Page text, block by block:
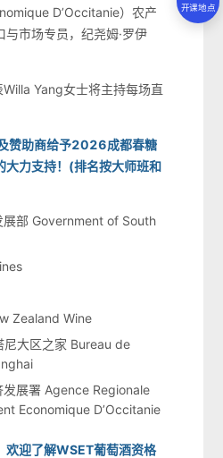
D’Occitanie）农产
市场专员，纪尧姆·罗伊
Yang女士将主持每场直
赞助商给予2026成都春糖
大力支持！(排名按大师班和
展部 Government of South
Zealand Wine
尼大区之家 Bureau de
发展署 Agence Regionale
Economique D’Occitanie
欢迎了解WSET葡萄酒资格
开课地点